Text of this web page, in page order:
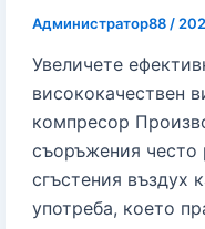
Администратор88 /
Увеличете
висококачествен
компресор
съоръжения често
сгъстения въздух
употреба, което